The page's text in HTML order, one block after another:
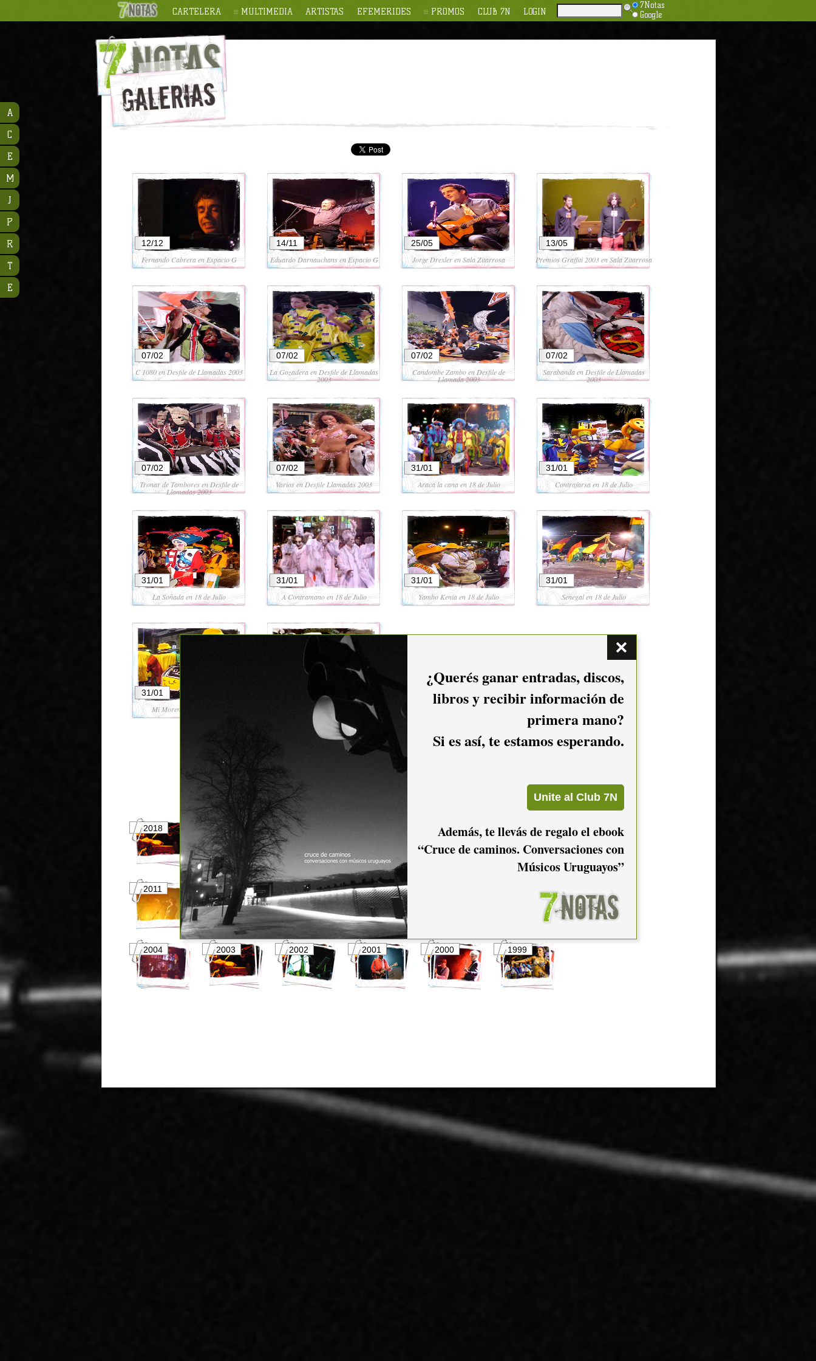
CARTELERA MULTIMEDIA ARTISTAS EFEMERIDES PROMOS CLUB 7N LOGIN
7Notas
Google
Fernando Cabrera en Espacio G
12/12
Eduardo Darnauchans en Espacio G
14/11
Jorge Drexler en Sala Zitarrosa
25/05
Premios Graffiti 2003 en Sala Zitarrosa
13/05
C 1080 en Desfile de Llamadas 2003
07/02
La Gozadera en Desfile de Llamadas
2003
07/02
Candombe Zambo en Desfile de
Llamada 2003
07/02
Sarabanda en Desfile de Llamadas
2003
07/02
Tronar de Tambores en Desfile de
Llamadas 2003
07/02
Varios en Desfile Llamadas 2003
07/02
Araca la cana en 18 de Julio
31/01
Contrafarsa en 18 de Julio
31/01
La Soñada en 18 de Julio
31/01
A Contramano en 18 de Julio
31/01
Yambo Kenia en 18 de Julio
31/01
Senegal en 18 de Julio
31/01
Mi Morena en 18 de Julio
31/01
Morenada en 18 de Julio
2018 2017 2016 2014 2013 2012
2011 2010 2009 2008
2004 2003 2002 2001 2000 1999
A
C
E
M
J
P
R
T
E
¿Querés ganar entradas, discos,
libros y recibir información de
primera mano?
Si es así, te estamos esperando.
Además, te llevás de regalo el ebook
“Cruce de caminos. Conversaciones con
Músicos Uruguayos”